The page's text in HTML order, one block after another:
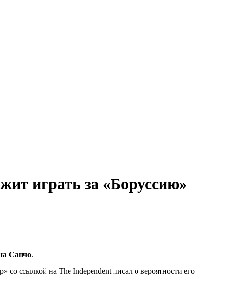
играть за «Боруссию»
Санчо.
ссылкой на The Independent писал о вероятности его